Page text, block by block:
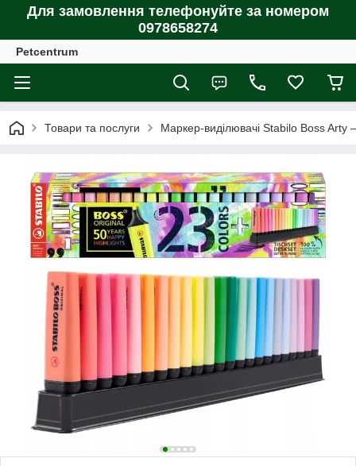
Для замовлення телефонуйте за номером
0978658274
Petcentrum
Товари та послуги Маркер-виділювачі Stabilo Boss Arty